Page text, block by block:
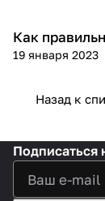
Посадка и
Как
19 января 2023
Назад к
Подписаться